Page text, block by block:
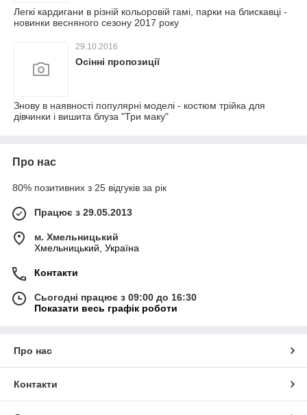
Легкі кардигани в різній кольоровій гамі, парки на блискавці -
новинки весняного сезону 2017 року
29.10.2016
Осінні пропозиції
Знову в наявності популярні моделі - костюм трійка для
дівчинки і вишита блуза "Три маку"
Про нас
80% позитивних з 25 відгуків за рік
Працює з 29.05.2013
м. Хмельницький
Хмельницький, Україна
Контакти
Сьогодні працює з 09:00 до 16:30
Показати весь графік роботи
Про нас
Контакти